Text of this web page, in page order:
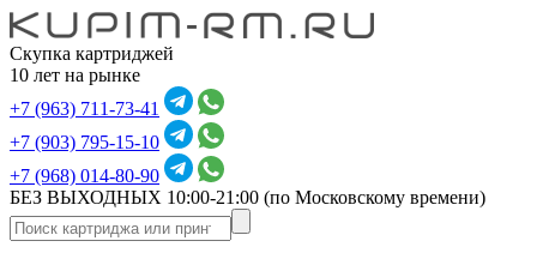
Скупка картриджей
10 лет на рынке
+7 (963) 711-73-41
+7 (903) 795-15-10
+7 (968) 014-80-90
БЕЗ ВЫХОДНЫХ 10:00-21:00 (по Московскому времени)